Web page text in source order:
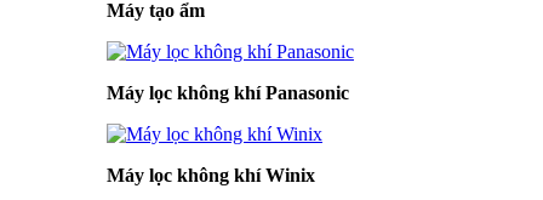
Máy tạo ẩm
Máy lọc không khí Panasonic
Máy lọc không khí Winix